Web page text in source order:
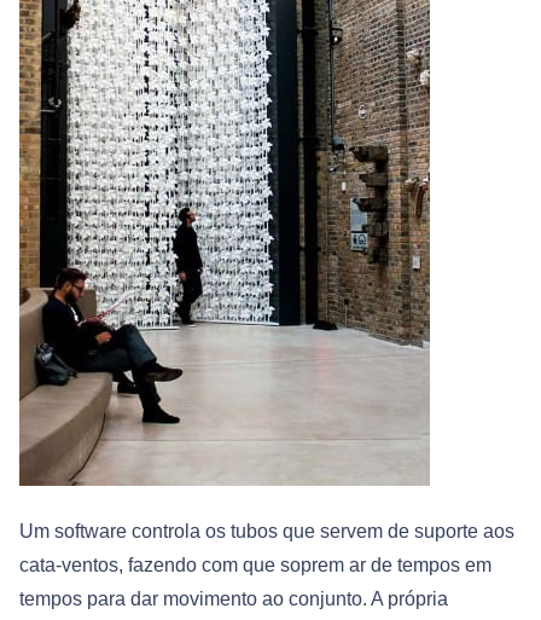
Um software controla os tubos que servem de suporte aos
cata-ventos, fazendo com que soprem ar de tempos em
tempos para dar movimento ao conjunto. A própria